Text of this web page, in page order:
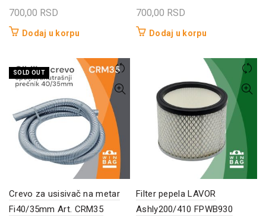
700,00 RSD
Dodaj u korpu
700,00 RSD
Dodaj u korpu
SOLD OUT
Crevo za usisivač na metar
Fi40/35mm Art. CRM35
Filter pepela LAVOR
Ashly200/410 FPWB930